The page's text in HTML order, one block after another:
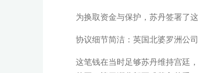
为换取资金与保护，苏丹签署了
协议细节简洁：英国北婆罗洲公
这笔钱在当时足够苏丹维持宫廷